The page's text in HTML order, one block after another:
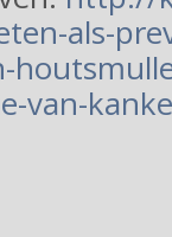
als-
van-